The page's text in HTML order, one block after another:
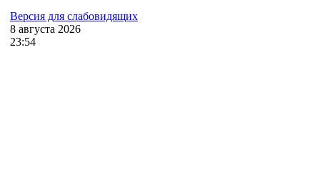
Версия для слабовидящих
8 августа 2026
23:54